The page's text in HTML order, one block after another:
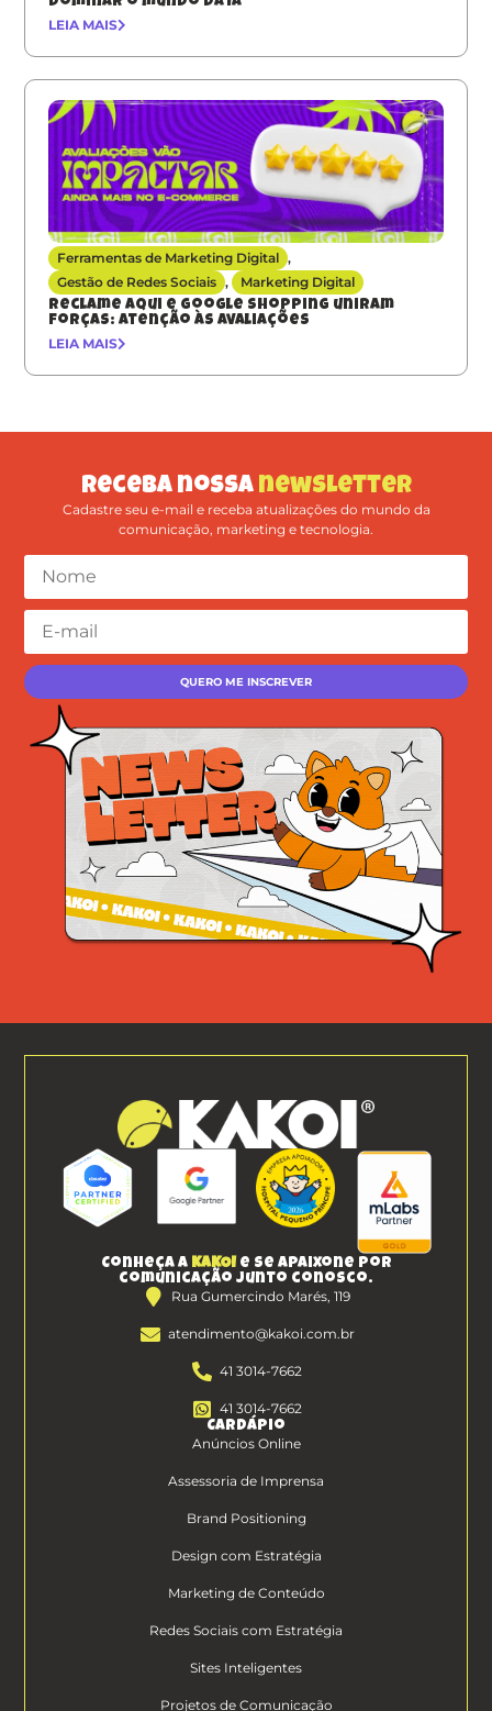
LEIA MAIS
Ferramentas de Marketing Digital ,
Gestão de Redes Sociais , Marketing Digital
Reclame Aqui e Google Shopping uniram
forças: atenção às avaliações
LEIA MAIS
Receba nossa newsletter
Cadastre seu e-mail e receba atualizações do mundo da
comunicação, marketing e tecnologia.
Conheça a KAKOI e se apaixone por
comunicação junto conosco.
Rua Gumercindo Marés, 119
atendimento@kakoi.com.br
41 3014-7662
41 3014-7662
Cardápio
Anúncios Online
Assessoria de Imprensa
Brand Positioning
Design com Estratégia
Marketing de Conteúdo
Redes Sociais com Estratégia
Sites Inteligentes
Projetos de Comunicação